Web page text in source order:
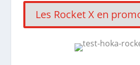
Les Rocket X en